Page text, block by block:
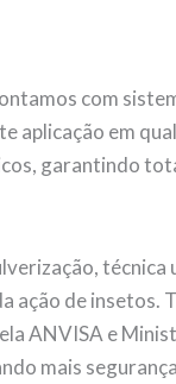
com
aplicação em
garantindo
técnica
ação de insetos.
ANVISA e
mais